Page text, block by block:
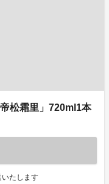
松霜里」720ml1本
たします